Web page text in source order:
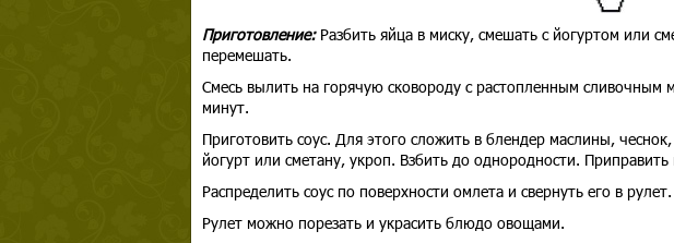
Приготовление: Разбить яйца в миску, смешать с йогуртом или
перемешать.
Смесь вылить на горячую сковороду с растопленным
минут.
Приготовить соус. Для этого сложить в блендер маслины,
йогурт или сметану, укроп. Взбить до однородности. Приправить
Распределить соус по поверхности омлета и свернуть его в рулет.
Рулет можно порезать и украсить блюдо овощами.